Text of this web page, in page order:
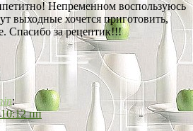
Непременном воспользуюсь
выходные хочется приготовить,
Спасибо за рецептик!!!
:
пп